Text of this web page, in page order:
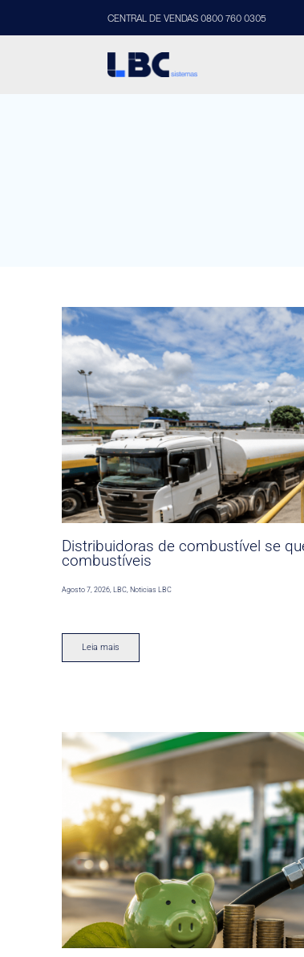
CENTRAL DE VENDAS 0800 760 0305
Distribuidoras de combustível se
combustíveis
Agosto 7, 2026,LBC,Noticias LBC
Leia mais